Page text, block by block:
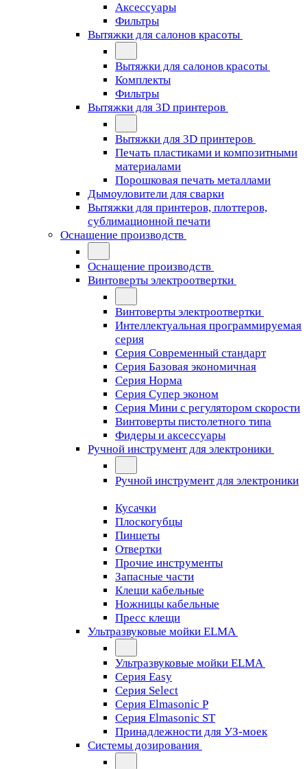
Аксессуары
Фильтры
Вытяжки для салонов красоты
Вытяжки для салонов красоты
Комплекты
Фильтры
Вытяжки для 3D принтеров
Вытяжки для 3D принтеров
Печать пластиками и композитными
материалами
Порошковая печать металлами
Дымоуловители для сварки
Вытяжки для принтеров, плоттеров,
сублимационной печати
Оснащение производств
Оснащение производств
Винтоверты электроотвертки
Винтоверты электроотвертки
Интеллектуальная программируемая
серия
Серия Современный стандарт
Серия Базовая экономичная
Серия Норма
Серия Cупер эконом
Серия Мини с регулятором скорости
Винтоверты пистолетного типа
Фидеры и аксессуары
Ручной инструмент для электроники
Ручной инструмент для электроники
Кусачки
Плоскогубцы
Пинцеты
Отвертки
Прочие инструменты
Запасные части
Клещи кабельные
Ножницы кабельные
Пресс клещи
Ультразвуковые мойки ELMA
Ультразвуковые мойки ELMA
Серия Easy
Серия Select
Серия Elmasonic P
Серия Elmasonic ST
Принадлежности для УЗ-моек
Системы дозирования